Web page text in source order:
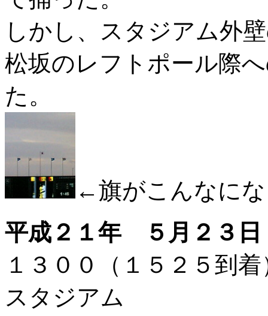
しかし、スタジアム外
松坂のレフトポール際
た。
←旗がこんなに
平成２１年 ５月２３日
１３００（１５２５
スタジアム